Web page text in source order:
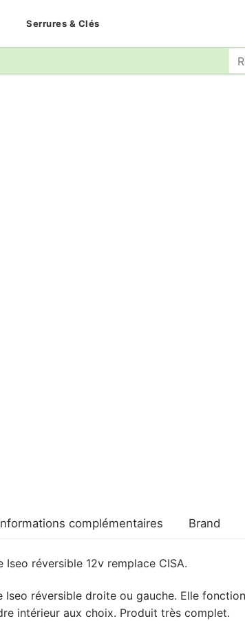
Serrures & Clés
:
complémentaires Brand
Iseo réversible 12v remplace CISA.
Iseo réversible droite ou gauche. Elle
intérieur aux choix. Produit très complet.